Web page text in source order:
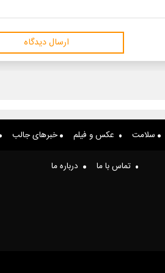
ارسال دیدگاه
سلامت عکس و فیلم خبرهای جالب
تماس با ما درباره ما